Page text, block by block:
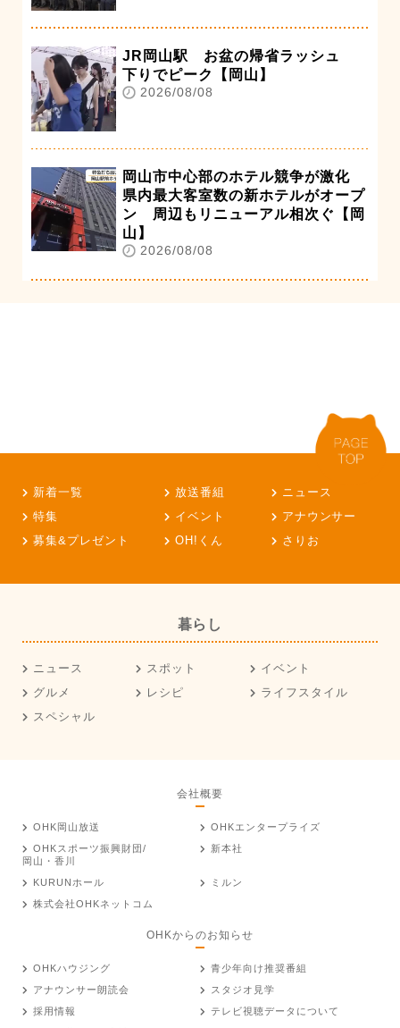
JR岡山駅 お盆の帰省ラッシュ
下りでピーク【岡山】
2026/08/08
岡山市中心部のホテル競争が激化
県内最大客室数の新ホテルがオープ
ン 周辺もリニューアル相次ぐ【岡
山】
2026/08/08
新着一覧 放送番組
ニュース
特集
イベント
アナウンサー
募集&プレゼント
OH!くん さりお
暮らし
ニュース スポット
イベント
グルメ
レシピ
ライフスタイル
スペシャル
会社概要
OHK岡山放送
OHKエンタープライズ
OHKスポーツ振興財団/
岡山・香川
新本社
KURUNホール
ミルン
株式会社OHKネットコム
OHKからのお知らせ
OHKハウジング
青少年向け推奨番組
アナウンサー朗読会
スタジオ見学
採用情報
テレビ視聴データについて